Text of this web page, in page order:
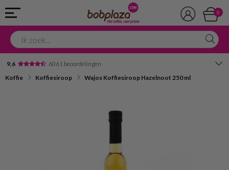
0
9,6 6061 beoordelingen
Koffie Koffiesiroop Wajos Koffiesiroop Hazelnoot 250 ml